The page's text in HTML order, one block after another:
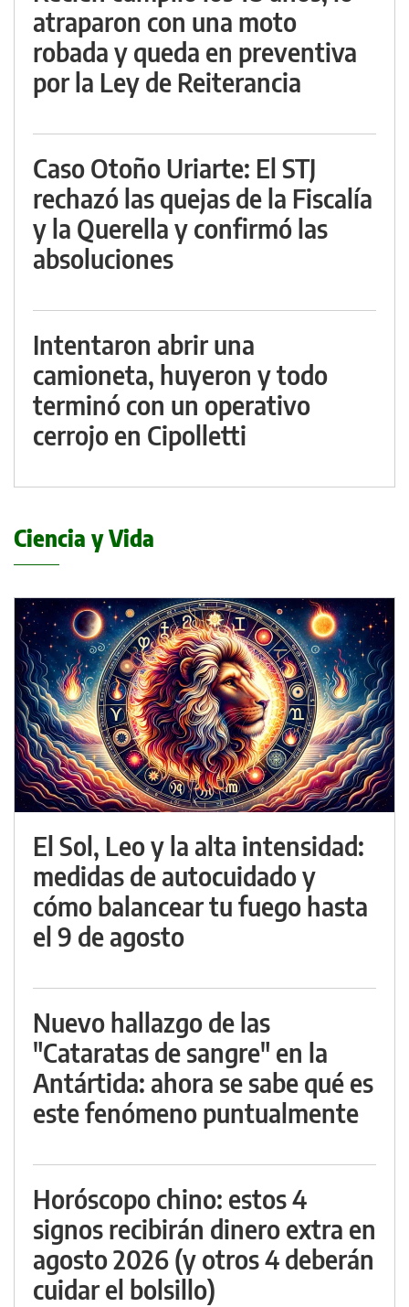
atraparon con una moto
robada y queda en preventiva
por la Ley de Reiterancia
Caso Otoño Uriarte: El STJ
rechazó las quejas de la Fiscalía
y la Querella y confirmó las
absoluciones
Intentaron abrir una
camioneta, huyeron y todo
terminó con un operativo
cerrojo en Cipolletti
Ciencia y Vida
El Sol, Leo y la alta intensidad:
medidas de autocuidado y
cómo balancear tu fuego hasta
el 9 de agosto
Nuevo hallazgo de las
"Cataratas de sangre" en la
Antártida: ahora se sabe qué es
este fenómeno puntualmente
Horóscopo chino: estos 4
signos recibirán dinero extra en
agosto 2026 (y otros 4 deberán
cuidar el bolsillo)